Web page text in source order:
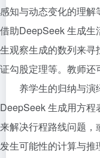
感知与动态变化的理
借助DeepSeek 生成生
生观察生成的数列来
证勾股定理等。教师
养学生的归纳与
DeepSeek 生成用方
来解决行程路线问题
发生可能性的计算与